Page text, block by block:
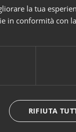
la tua
in conformità con
RIFIUTA